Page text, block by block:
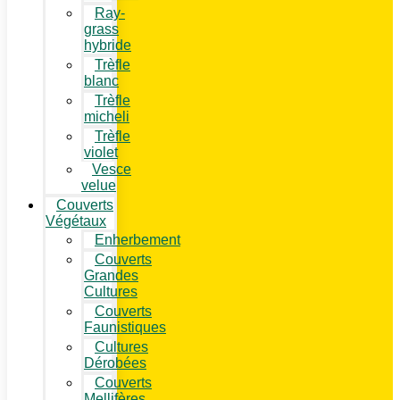
Ray-
grass
hybride
Trèfle
blanc
Trèfle
micheli
Trèfle
violet
Vesce
velue
Couverts
Végétaux
Enherbement
Couverts
Grandes
Cultures
Couverts
Faunistiques
Cultures
Dérobées
Couverts